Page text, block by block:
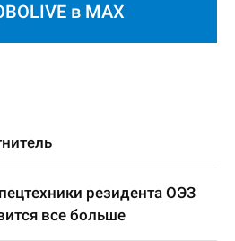
в MAX
резидента ОЭЗ
все больше